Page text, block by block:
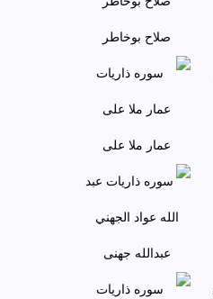
صلاح بوخاطر
عمار ملا علی
عبدالله جهنی